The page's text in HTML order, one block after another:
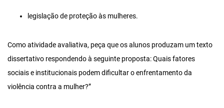
legislação de proteção às mulheres.
Como atividade avaliativa, peça que os alunos produzam um texto
dissertativo respondendo à seguinte proposta: Quais fatores
sociais e institucionais podem dificultar o enfrentamento da
violência contra a mulher?”